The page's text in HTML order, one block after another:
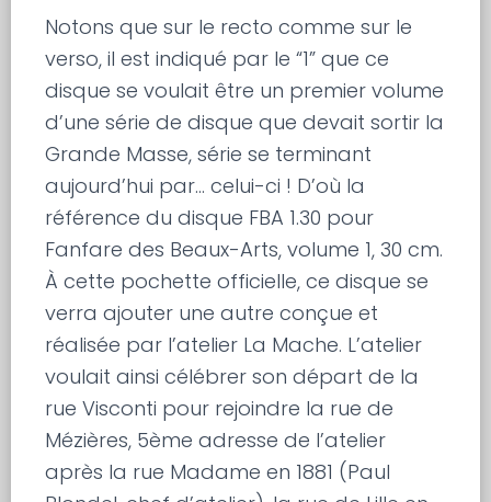
Notons que sur le recto comme sur le
verso, il est indiqué par le “1” que ce
disque se voulait être un premier volume
d’une série de disque que devait sortir la
Grande Masse, série se terminant
aujourd’hui par… celui-ci ! D’où la
référence du disque FBA 1.30 pour
Fanfare des Beaux-Arts, volume 1, 30 cm.
À cette pochette officielle, ce disque se
verra ajouter une autre conçue et
réalisée par l’atelier La Mache. L’atelier
voulait ainsi célébrer son départ de la
rue Visconti pour rejoindre la rue de
Mézières, 5ème adresse de l’atelier
après la rue Madame en 1881 (Paul